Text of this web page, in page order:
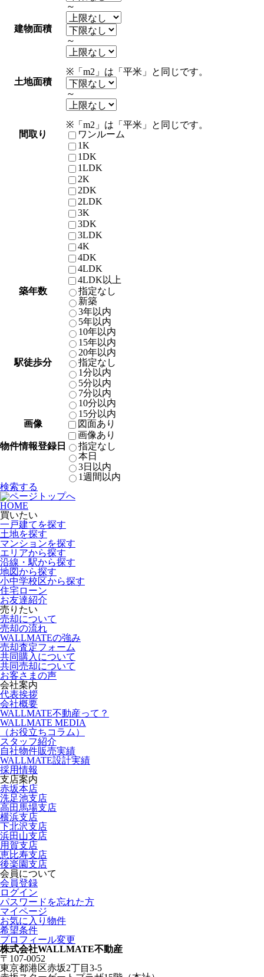
～
建物面積
～
※「m2」は「平米」と同じです。
土地面積
～
※「m2」は「平米」と同じです。
間取り
ワンルーム
1K
1DK
1LDK
2K
2DK
2LDK
3K
3DK
3LDK
4K
4DK
4LDK
4LDK以上
築年数
指定なし
新築
3年以内
5年以内
10年以内
15年以内
20年以内
駅徒歩分
指定なし
1分以内
5分以内
7分以内
10分以内
15分以内
画像
図面あり
画像あり
物件情報登録日
指定なし
本日
3日以内
1週間以内
検索する
HOME
買いたい
一戸建てを探す
土地を探す
マンションを探す
エリアから探す
沿線・駅から探す
地図から探す
小中学校区から探す
住宅ローン
お友達紹介
売りたい
売却について
売却の流れ
WALLMATEの強み
売却査定フォーム
共同購入について
共同売却について
お客さまの声
会社案内
代表挨拶
会社概要
WALLMATE不動産って？
WALLMATE MEDIA
（お役立ちコラム）
スタッフ紹介
自社物件販売実績
WALLMATE設計実績
採用情報
支店案内
赤坂本店
洗足池支店
高田馬場支店
横浜支店
下北沢支店
浜田山支店
用賀支店
恵比寿支店
後楽園支店
会員について
会員登録
ログイン
パスワードを忘れた方
マイページ
お気に入り物件
希望条件
プロフィール変更
株式会社WALLMATE不動産
〒107-0052
東京都港区赤坂2丁目3-5